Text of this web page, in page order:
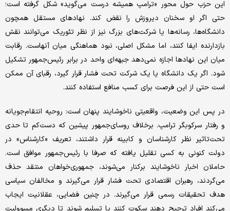
این حزب حول محور «ترامپ همیشه درست می‌گوید» شکل گرفته است؛
حتی اگر او سخنان دیروزش را نقض کند. نهادهای مستقل همچون
دانشگاه‌ها، رسانه‌ها یا شرکت‌های بزرگ نیز از نظر تئوریک می‌توانند نقش
بازدارنده ایفا کنند، اما مشکل اصلی، نبود هماهنگی میان آنهاست. رقابت
میان این نهادها اجازه نمی‌دهد جبهه‌ای واحد در برابر رئیس‌جمهور تشکیل
شود. اگر یک دانشگاه یا یک شرکت تحت فشار قرار گیرد، رقبای آن ممکن
است حتی از این فرصت برای کسب منافع استفاده کنند.
در پس این وضعیت، واقعیتی ناخوشایند پنهان است: روحیه انتقام‌جویانه
و رفتار سرکوبگر ترامپ. برخلاف روسای‌جمهور پیشین که دست‌کم تا حدی
تحت‌تاثیر نظر کارشناسان و کابینه قرار داشتند، تعریف «کارشناس» در
دولت کنونی به کسی تقلیل یافته که صرفا با رئیس‌جمهور موافق است.
حاملان اخبار ناخوشایند برکنار می‌شوند، جمهوری‌خواهان منتقد حذف
می‌گردند، رهبران اقتصادی تحت فشار قرار می‌گیرند و مخالفان سیاسی
هدف تحقیقات رسمی قرار می‌گیرند. در چنین فضایی، عقلانیت ایجاب
می‌کند افراد ترجیح دهند سکوت کنند یا تسلیم شوند تا دیگری مسوولیت